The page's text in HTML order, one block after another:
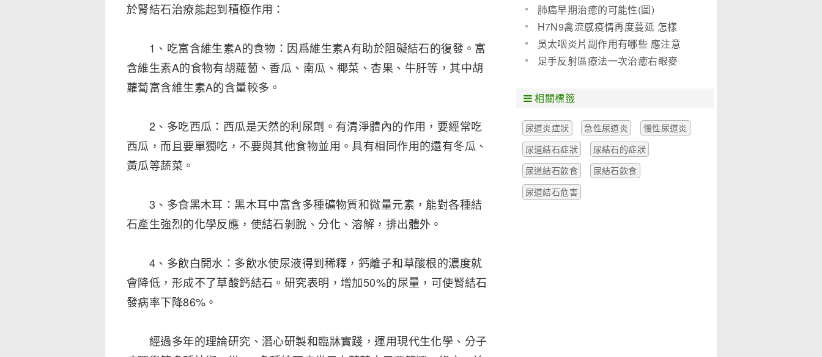
於腎結石治療能起到積極作用：
1、吃富含維生素A的食物：因爲維生素A有助於阻礙結石的復發。富
含維生素A的食物有胡蘿蔔、香瓜、南瓜、椰菜、杏果、牛肝等，其中胡
蘿蔔富含維生素A的含量較多。
2、多吃西瓜：西瓜是天然的利尿劑。有清淨體內的作用，要經常吃
西瓜，而且要單獨吃，不要與其他食物並用。具有相同作用的還有冬瓜、
黃瓜等蔬菜。
3、多食黑木耳：黑木耳中富含多種礦物質和微量元素，能對各種結
石產生強烈的化學反應，使結石剝脫、分化、溶解，排出體外。
4、多飲白開水：多飲水使尿液得到稀釋，鈣離子和草酸根的濃度就
會降低，形成不了草酸鈣結石。研究表明，增加50%的尿量，可使腎結石
發病率下降86%。
經過多年的理論研究、潛心研製和臨牀實踐，運用現代生化學、分子
血呢？
肺癌早期治癒的可能性(圖)
H7N9禽流感疫情再度蔓延 怎樣
預防是關鍵!(圖)
吳太咽炎片副作用有哪些 應注意
些什麼
足手反射區療法一次治癒右眼麥
相關標籤
尿道炎症狀 急性尿道炎
慢性尿道炎
尿道結石症狀
尿結石的症狀
尿道結石飲食
尿結石飲食
尿道結石危害